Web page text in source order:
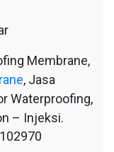
Membrane,
, Jasa
Waterproofing,
– Injeksi.